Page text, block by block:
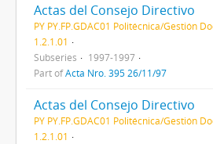
Actas del Consejo Directivo
PY PY.FP.GDAC01 Politécnica/Gestión
1.2.1.01
Subseries
1997-1997
Part ofActa Nro. 395 26/11/97
Actas del Consejo Directivo
PY PY.FP.GDAC01 Politécnica/Gestión
1.2.1.01